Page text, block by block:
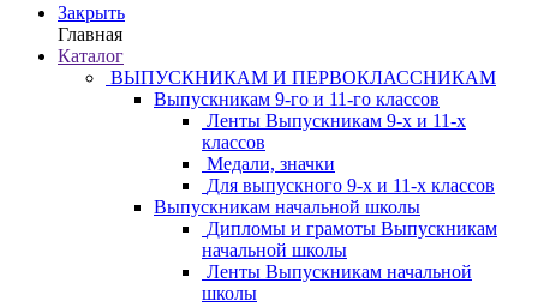
Закрыть
Главная
Каталог
ВЫПУСКНИКАМ И ПЕРВОКЛАССНИКАМ
Выпускникам 9-го и 11-го классов
Ленты Выпускникам 9-х и 11-х
классов
Медали, значки
Для выпускного 9-х и 11-х классов
Выпускникам начальной школы
Дипломы и грамоты Выпускникам
начальной школы
Ленты Выпускникам начальной
школы